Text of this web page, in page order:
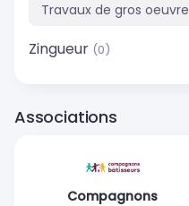
Travaux de gros oeuvre
Zingueur (0)
Associations
Compagnons